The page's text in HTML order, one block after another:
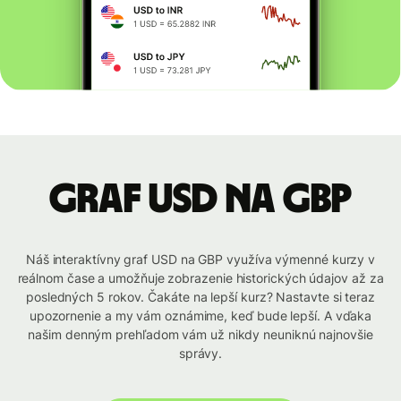
graf USD na GBP
Náš interaktívny graf USD na GBP využíva výmenné kurzy v
reálnom čase a umožňuje zobrazenie historických údajov až za
posledných 5 rokov. Čakáte na lepší kurz? Nastavte si teraz
upozornenie a my vám oznámime, keď bude lepší. A vďaka
našim denným prehľadom vám už nikdy neuniknú najnovšie
správy.